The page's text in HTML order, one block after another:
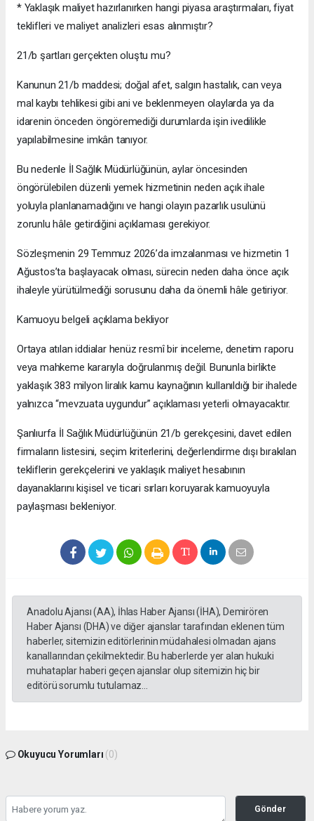
* Yaklaşık maliyet hazırlanırken hangi piyasa araştırmaları, fiyat
teklifleri ve maliyet analizleri esas alınmıştır?
21/b şartları gerçekten oluştu mu?
Kanunun 21/b maddesi; doğal afet, salgın hastalık, can veya
mal kaybı tehlikesi gibi ani ve beklenmeyen olaylarda ya da
idarenin önceden öngöremediği durumlarda işin ivedilikle
yapılabilmesine imkân tanıyor.
Bu nedenle İl Sağlık Müdürlüğünün, aylar öncesinden
öngörülebilen düzenli yemek hizmetinin neden açık ihale
yoluyla planlanamadığını ve hangi olayın pazarlık usulünü
zorunlu hâle getirdiğini açıklaması gerekiyor.
Sözleşmenin 29 Temmuz 2026’da imzalanması ve hizmetin 1
Ağustos’ta başlayacak olması, sürecin neden daha önce açık
ihaleyle yürütülmediği sorusunu daha da önemli hâle getiriyor.
Kamuoyu belgeli açıklama bekliyor
Ortaya atılan iddialar henüz resmî bir inceleme, denetim raporu
veya mahkeme kararıyla doğrulanmış değil. Bununla birlikte
yaklaşık 383 milyon liralık kamu kaynağının kullanıldığı bir ihalede
yalnızca “mevzuata uygundur” açıklaması yeterli olmayacaktır.
Şanlıurfa İl Sağlık Müdürlüğünün 21/b gerekçesini, davet edilen
firmaların listesini, seçim kriterlerini, değerlendirme dışı bırakılan
tekliflerin gerekçelerini ve yaklaşık maliyet hesabının
dayanaklarını kişisel ve ticari sırları koruyarak kamuoyuyla
paylaşması bekleniyor.
Anadolu Ajansı (AA), İhlas Haber Ajansı (İHA), Demirören
Haber Ajansı (DHA) ve diğer ajanslar tarafından eklenen tüm
haberler, sitemizin editörlerinin müdahalesi olmadan ajans
kanallarından çekilmektedir. Bu haberlerde yer alan hukuki
muhataplar haberi geçen ajanslar olup sitemizin hiç bir
editörü sorumlu tutulamaz...
Okuyucu Yorumları (0)
Gönder